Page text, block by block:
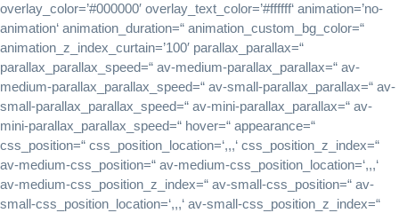
overlay_color=’#000000′ overlay_text_color=’#ffffff‘ animation=’no-
animation‘ animation_duration=“ animation_custom_bg_color=“
animation_z_index_curtain=’100′ parallax_parallax=“
parallax_parallax_speed=“ av-medium-parallax_parallax=“ av-
medium-parallax_parallax_speed=“ av-small-parallax_parallax=“ av-
small-parallax_parallax_speed=“ av-mini-parallax_parallax=“ av-
mini-parallax_parallax_speed=“ hover=“ appearance=“
css_position=“ css_position_location=‘,,,‘ css_position_z_index=“
av-medium-css_position=“ av-medium-css_position_location=‘,,,‘
av-medium-css_position_z_index=“ av-small-css_position=“ av-
small-css_position_location=‘,,,‘ av-small-css_position_z_index=“